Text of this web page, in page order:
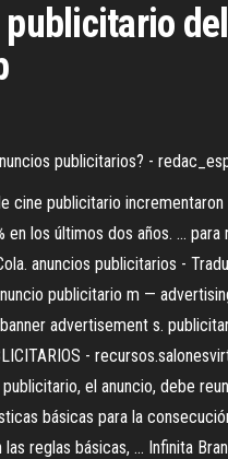
del
publicitarios? -
cine publicitario incrementaron
en los últimos dos años. ... para
anuncios publicitarios -
publicitario m —
advertisement s.
-
el anuncio, debe
básicas para la
reglas básicas, ... Infinita